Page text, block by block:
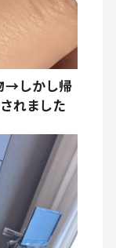
→しかし帰
れました